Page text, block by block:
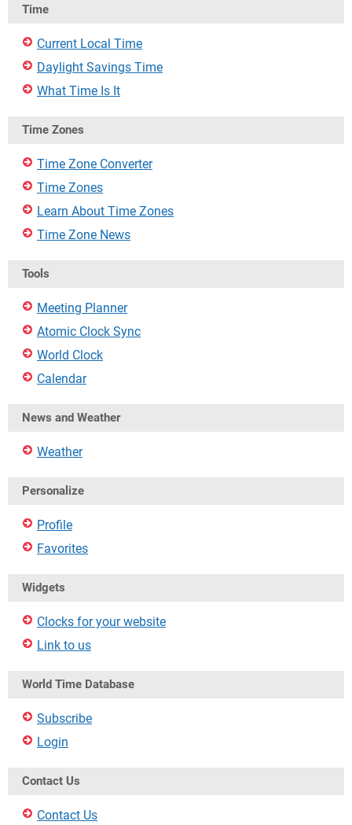
Time
Current Local Time
Daylight Savings Time
What Time Is It
Time Zones
Time Zone Converter
Time Zones
Learn About Time Zones
Time Zone News
Tools
Meeting Planner
Atomic Clock Sync
World Clock
Calendar
News and Weather
Weather
Personalize
Profile
Favorites
Widgets
Clocks for your website
Link to us
World Time Database
Subscribe
Login
Contact Us
Contact Us